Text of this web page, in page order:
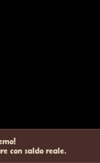
con saldo reale.